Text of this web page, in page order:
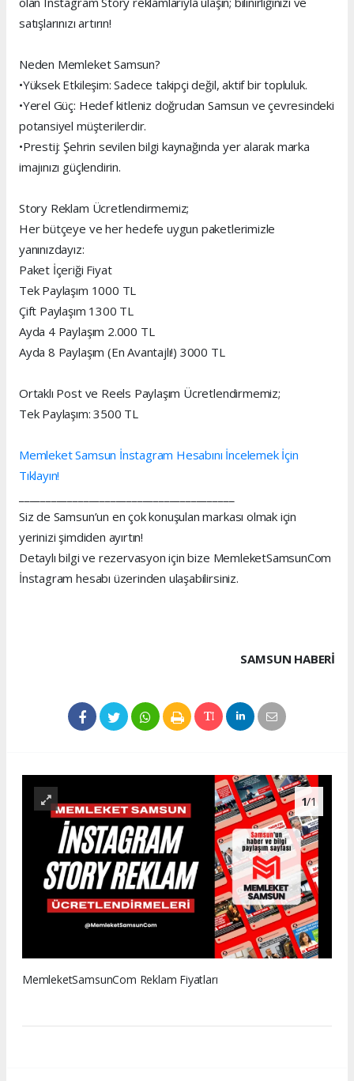
satışlarınızı artırın!
Neden Memleket Samsun?
•Yüksek Etkileşim: Sadece takipçi değil, aktif bir topluluk.
•Yerel Güç: Hedef kitleniz doğrudan Samsun ve çevresindeki
potansiyel müşterilerdir.
•Prestij: Şehrin sevilen bilgi kaynağında yer alarak marka
imajınızı güçlendirin.
Story Reklam Ücretlendirmemiz;
Her bütçeye ve her hedefe uygun paketlerimizle
yanınızdayız:
Paket İçeriği Fiyat
Tek Paylaşım 1000 TL
Çift Paylaşım 1300 TL
Ayda 4 Paylaşım 2.000 TL
Ayda 8 Paylaşım (En Avantajlı!) 3000 TL
Ortaklı Post ve Reels Paylaşım Ücretlendirmemiz;
Tek Paylaşım: 3500 TL
Memleket Samsun İnstagram Hesabını İncelemek İçin
Tıklayın!
Siz de Samsun’un en çok konuşulan markası olmak için
yerinizi şimdiden ayırtın!
Detaylı bilgi ve rezervasyon için bize MemleketSamsunCom
İnstagram hesabı üzerinden ulaşabilirsiniz.
SAMSUN HABERİ
1/1
MemleketSamsunCom Reklam Fiyatları